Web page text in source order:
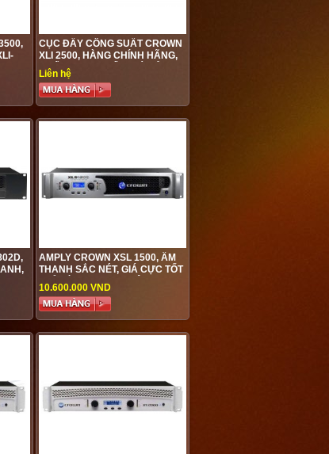
CỤC ĐẨY CÔNG SUẤT CROWN
XLI 2500, HÀNG CHÍNH HÃNG,
CHẤT LƯỢNG TỐT, GIÁ CẢ
PHẢI CHĂNG
Liên hệ
AMPLY CROWN XSL 1500, ÂM
THANH SẮC NÉT, GIÁ CỰC TỐT
CHỈ CÓ TAIỊ AUDIO VIỆT HƯNG
10.600.000 VND